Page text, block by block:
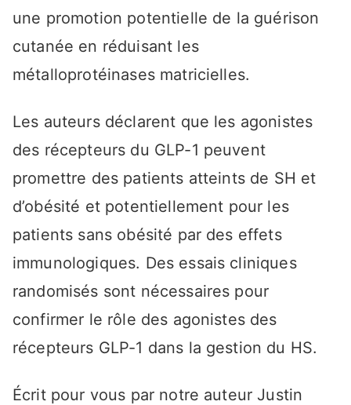
une promotion potentielle de la guérison
cutanée en réduisant les
métalloprotéinases matricielles.
Les auteurs déclarent que les agonistes
des récepteurs du GLP-1 peuvent
promettre des patients atteints de SH et
d’obésité et potentiellement pour les
patients sans obésité par des effets
immunologiques. Des essais cliniques
randomisés sont nécessaires pour
confirmer le rôle des agonistes des
récepteurs GLP-1 dans la gestion du HS.
Écrit pour vous par notre auteur Justin